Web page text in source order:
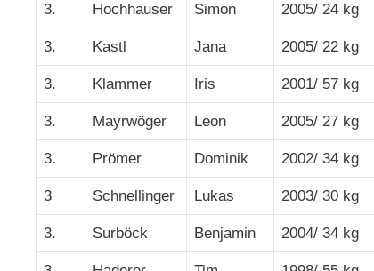
3. Hochhauser Simon 2005/ 24 kg
3. Kastl Jana 2005/ 22 kg
3. Klammer Iris 2001/ 57 kg
3. Mayrwöger Leon 2005/ 27 kg
3. Prömer Dominik 2002/ 34 kg
3 Schnellinger Lukas 2003/ 30 kg
3. Surböck Benjamin 2004/ 34 kg